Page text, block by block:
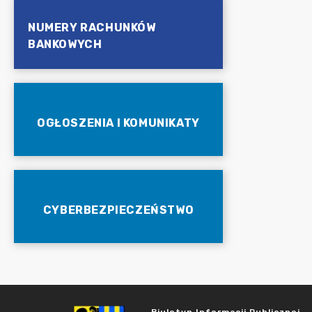
NUMERY RACHUNKÓW
BANKOWYCH
OGŁOSZENIA I KOMUNIKATY
CYBERBEZPIECZEŃSTWO